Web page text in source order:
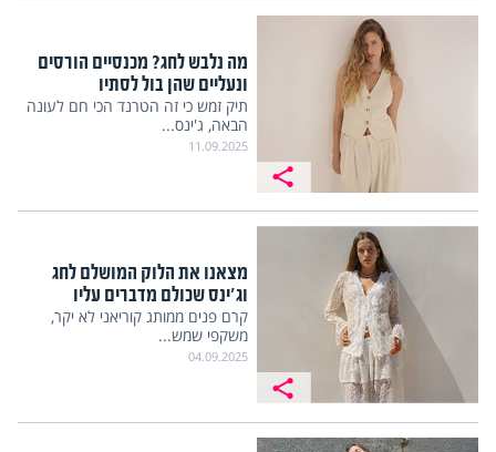
מה נלבש לחג? מכנסיים הורסים
ונעליים שהן בול לסתיו
תיק זמש כי זה הטרנד הכי חם לעונה
הבאה, ג'ינס...
11.09.2025
מצאנו את הלוק המושלם לחג
וג'ינס שכולם מדברים עליו
קרם פנים ממותג קוריאני לא יקר,
משקפי שמש...
04.09.2025